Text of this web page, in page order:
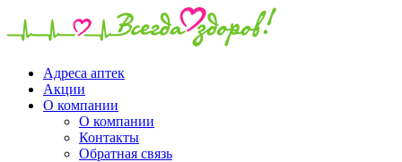
Адреса аптек
Акции
О компании
О компании
Контакты
Обратная связь